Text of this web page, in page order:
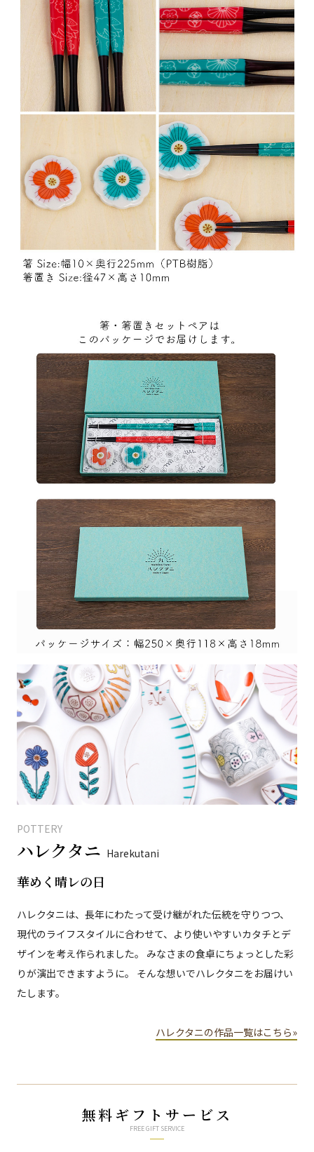
POTTERY
ハレクタニ Harekutani
華めく晴レの日
ハレクタニは、長年にわたって受け継がれた伝統を守りつつ、
現代のライフスタイルに合わせて、より使いやすいカタチとデ
ザインを考え作られました。 みなさまの食卓にちょっとした彩
りが演出できますように。 そんな想いでハレクタニをお届けい
たします。
ハレクタニの作品一覧はこちら»
無料ギフトサービス
FREE GIFT SERVICE